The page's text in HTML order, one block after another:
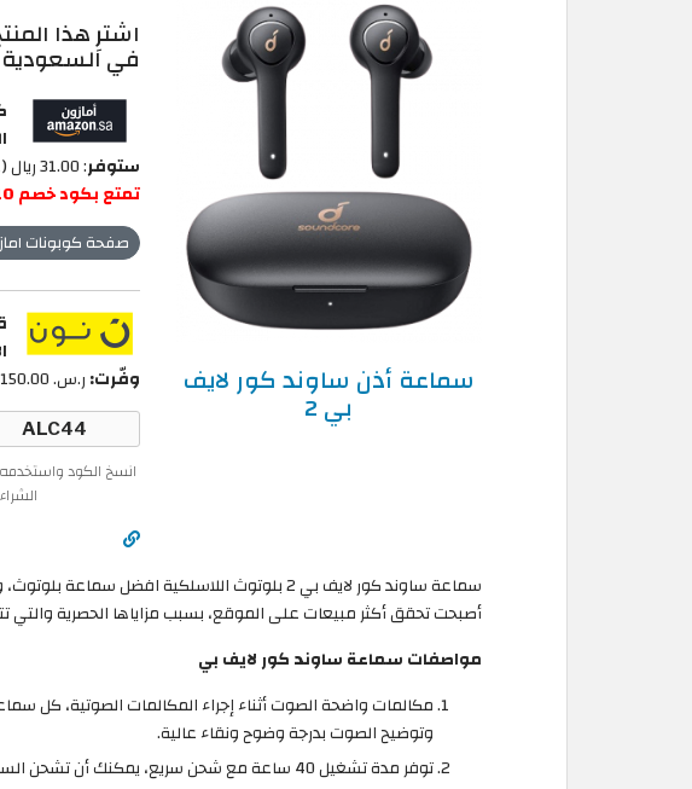
سماعة أذن ساوند كور لايف
بي 2
اشترِ هذا
في السعودية
ستوفر: 31.00 ريال (11%)
تمتع بكود خصم 10% للعملاء الجدد
صفحة كوبونات
وفّرت: ر.س.‏ 150.00 خصم 50%
انسخ الكود واستخدمه
الشراء
سماعة ساوند كور لايف بي 2 بلوتوث اللاسلكية افضل
أصبحت تحقق أكثر مبيعات على الموقع، بسبب مزاياها الحصرية والتي
مواصفات سماعة ساوند كور لايف بي
مكالمات واضحة الصوت أثناء إجراء المكالمات الصوتية، كل
وتوضيح الصوت بدرجة وضوح ونقاء عالية.
توفر مدة تشغيل 40 ساعة مع شحن سريع، يمكنك